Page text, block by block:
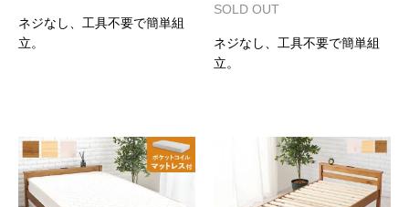
ネジなし、工具不要で簡単組
立。
SOLD OUT
ネジなし、工具不要で簡単組
立。